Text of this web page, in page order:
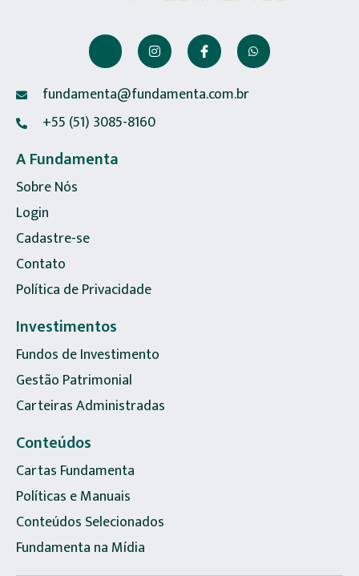
fundamenta@fundamenta.com.br
+55 (51) 3085-8160
A Fundamenta
Sobre Nós
Login
Cadastre-se
Contato
Política de Privacidade
Investimentos
Fundos de Investimento
Gestão Patrimonial
Carteiras Administradas
Conteúdos
Cartas Fundamenta
Políticas e Manuais
Conteúdos Selecionados
Fundamenta na Mídia